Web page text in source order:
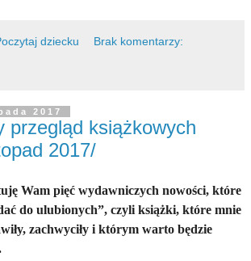
dziecku Brak komentarzy:
2017
przegląd książkowych
2017/
Wam pięć wydawniczych nowości, które
do ulubionych”, czyli książki, które mnie
zachwyciły i którym warto będzie